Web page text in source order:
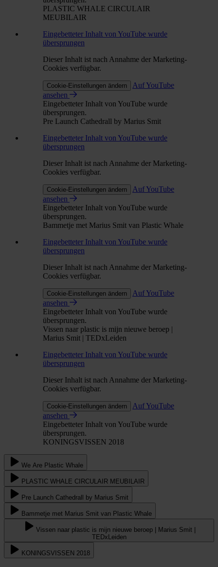
PLASTIC WHALE CIRCULAIR
MEUBILAIR
Eingebetteter Inhalt von YouTube wurde
übersprungen
Dieser Inhalt ist nach Annahme der Marketing-
Cookies verfügbar.
Cookie-Einstellungen ändern
Auf YouTube
ansehen
Eingebetteter Inhalt von YouTube wurde
übersprungen.
Pre Launch Cathedrall by Marius Smit
Eingebetteter Inhalt von YouTube wurde
übersprungen
Dieser Inhalt ist nach Annahme der Marketing-
Cookies verfügbar.
Cookie-Einstellungen ändern
Auf YouTube
ansehen
Eingebetteter Inhalt von YouTube wurde
übersprungen.
Bammetje met Marius Smit van Plastic Whale
Eingebetteter Inhalt von YouTube wurde
übersprungen
Dieser Inhalt ist nach Annahme der Marketing-
Cookies verfügbar.
Cookie-Einstellungen ändern
Auf YouTube
ansehen
Eingebetteter Inhalt von YouTube wurde
übersprungen.
Vissen naar plastic is mijn nieuwe beroep |
Marius Smit | TEDxLeiden
Eingebetteter Inhalt von YouTube wurde
übersprungen
Dieser Inhalt ist nach Annahme der Marketing-
Cookies verfügbar.
Cookie-Einstellungen ändern
Auf YouTube
ansehen
Eingebetteter Inhalt von YouTube wurde
übersprungen.
KONINGSVISSEN 2018
We Are Plastic Whale
PLASTIC WHALE CIRCULAIR MEUBILAIR
Pre Launch Cathedrall by Marius Smit
Bammetje met Marius Smit van Plastic Whale
Vissen naar plastic is mijn nieuwe beroep | Marius Smit |
TEDxLeiden
KONINGSVISSEN 2018